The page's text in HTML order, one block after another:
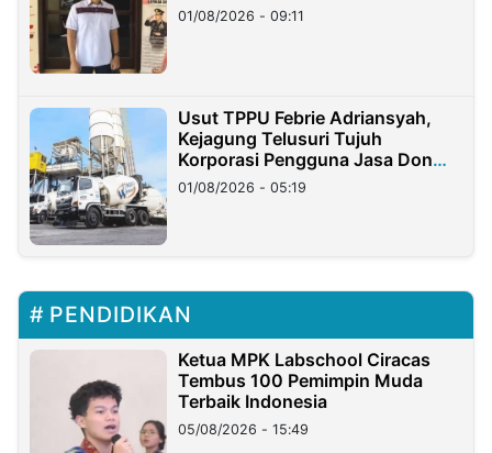
Timur
01/08/2026 - 09:11
Usut TPPU Febrie Adriansyah,
Kejagung Telusuri Tujuh
Korporasi Pengguna Jasa Don
Ritto
01/08/2026 - 05:19
PENDIDIKAN
Ketua MPK Labschool Ciracas
Tembus 100 Pemimpin Muda
Terbaik Indonesia
05/08/2026 - 15:49